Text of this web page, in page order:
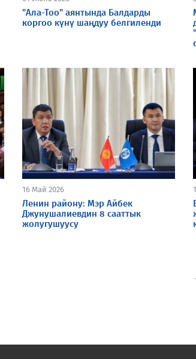
"Ала-Тоо" аянтында Балдарды
коргоо күнү шаңдуу белгиленди
16 Май 2026
Ленин району: Мэр Айбек
Джунушалиевдин 8 сааттык
жолугушуусу